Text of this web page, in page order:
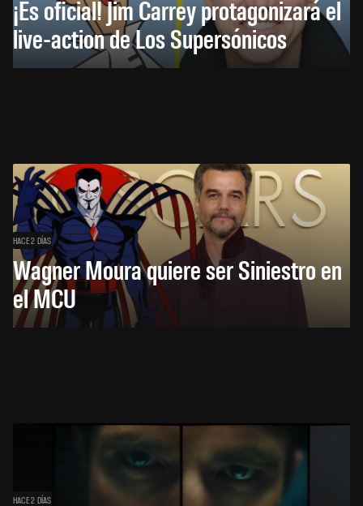
¡Es oficial! Jim Carrey protagonizará el
live-action de Los Supersónicos
HACE 2 DÍAS
Wagner Moura quiere ser Siniestro en
el MCU
HACE 2 DÍAS